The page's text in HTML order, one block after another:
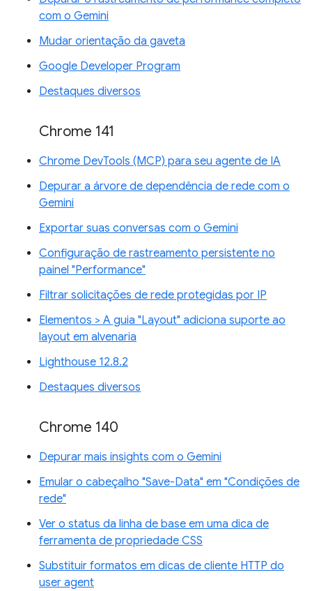
com o Gemini
Mudar orientação da gaveta
Google Developer Program
Destaques diversos
Chrome 141
Chrome DevTools (MCP) para seu agente de IA
Depurar a árvore de dependência de rede com o
Gemini
Exportar suas conversas com o Gemini
Configuração de rastreamento persistente no
painel "Performance"
Filtrar solicitações de rede protegidas por IP
Elementos > A guia "Layout" adiciona suporte ao
layout em alvenaria
Lighthouse 12.8.2
Destaques diversos
Chrome 140
Depurar mais insights com o Gemini
Emular o cabeçalho "Save-Data" em "Condições de
rede"
Ver o status da linha de base em uma dica de
ferramenta de propriedade CSS
Substituir formatos em dicas de cliente HTTP do
user agent